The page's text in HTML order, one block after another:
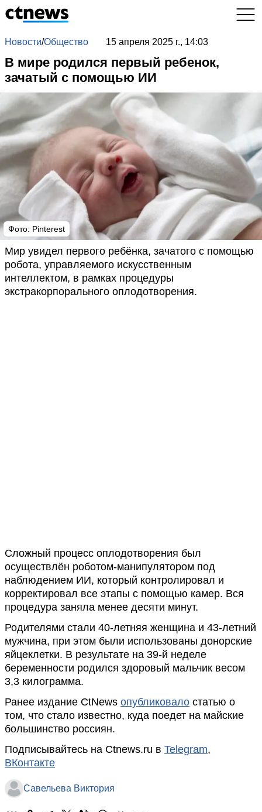
Новости/Общество 15 апреля 2025 г., 14:03
В мире родился первый ребенок,
зачатый с помощью ИИ
Фото: Pinterest
Мир увидел первого ребёнка, зачатого с помощью
робота, управляемого искусственным
интеллектом, в рамках процедуры
экстракорпорального оплодотворения.
Сложный процесс оплодотворения был
осуществлён роботом-манипулятором под
наблюдением ИИ, который контролировал и
корректировал все этапы с помощью камер. Вся
процедура заняла менее десяти минут.
Родителями стали 40-летняя женщина и 43-летний
мужчина, при этом были использованы донорские
яйцеклетки. В результате на 39-й неделе
беременности родился здоровый мальчик весом
3,3 килограмма.
Ранее издание CtNews опубликовало статью о
том, что стало известно, куда поедет на майские
большинство россиян.
Подписывайтесь на Ctnews.ru в Telegram,
ВКонтакте
Савельева Виктория